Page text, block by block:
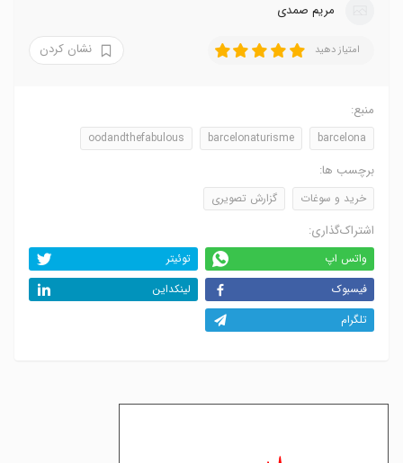
مریم صمدی
امتیاز دهید نشان کردن
منبع:
barcelona
barcelonaturisme
oodandthefabulous
برچسب ها:
خرید و سوغات گزارش تصویری
اشتراک‌گذاری:
واتس اپ
توئیتر
فیسبوک
لینکداین
تلگرام